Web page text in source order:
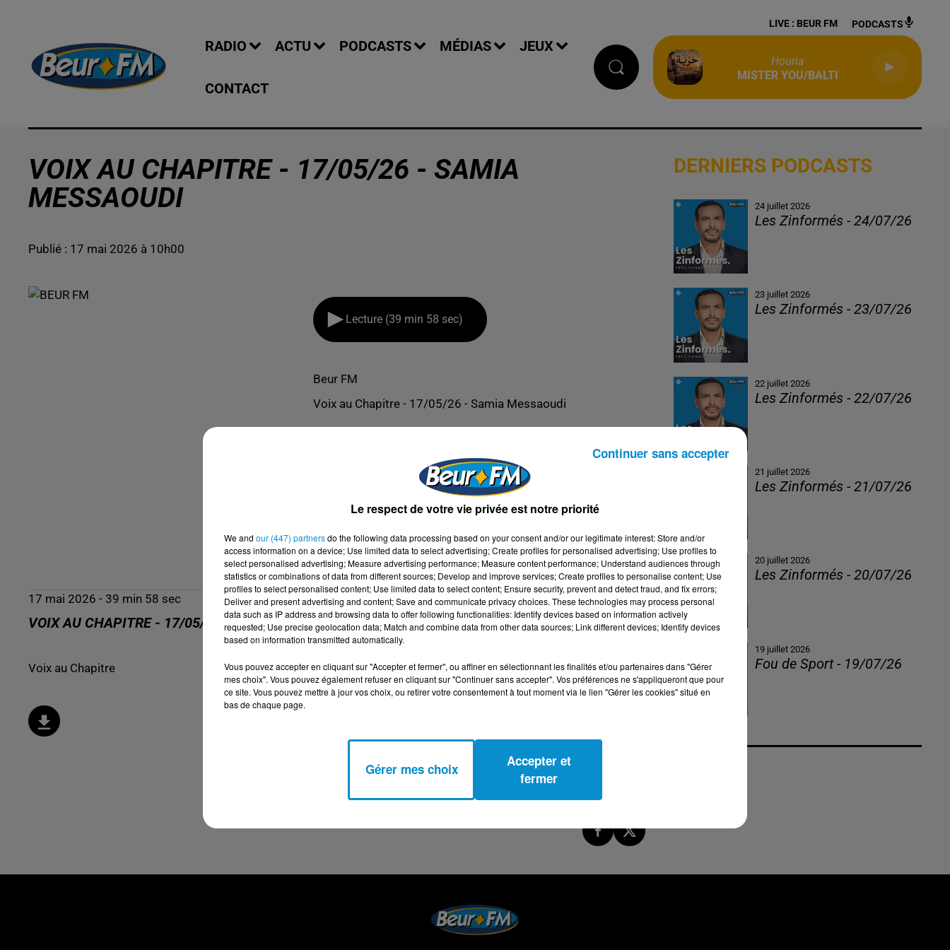
RADIO ACTU PODCASTS MÉDIAS JEUX
CONTACT
LIVE : BEUR FM PODCASTS
Houria
MISTER YOU/BALTI
VOIX AU CHAPITRE - 17/05/26 - SAMIA
MESSAOUDI
Publié : 17 mai 2026 à 10h00
Lecture (39 min 58 sec)
Beur FM
Voix au Chapitre - 17/05/26 - Samia Messaoudi
17 mai 2026 - 39 min 58 sec
VOIX AU CHAPITRE - 17/05/26 - SAMIA MESSAOUDI
Voix au Chapitre
DERNIERS PODCASTS
24 juillet 2026
Les Zinformés - 24/07/26
23 juillet 2026
Les Zinformés - 23/07/26
22 juillet 2026
Les Zinformés - 22/07/26
21 juillet 2026
Les Zinformés - 21/07/26
20 juillet 2026
Les Zinformés - 20/07/26
19 juillet 2026
Fou de Sport - 19/07/26
Le respect de votre vie privée est notre priorité
We and our (447) partnersdo the following data processing based on your consent and/or our legitimate interest: Store and/or
access information on a device; Use limited data to select advertising; Create profiles for personalised advertising; Use profiles to
select personalised advertising; Measure advertising performance; Measure content performance; Understand audiences through
statistics or combinations of data from different sources; Develop and improve services; Create profiles to personalise content; Use
profiles to select personalised content; Use limited data to select content; Ensure security, prevent and detect fraud, and fix errors;
Deliver and present advertising and content; Save and communicate privacy choices. These technologies may process personal
data such as IP address and browsing data to offer following functionalities: Identify devices based on information actively
requested; Use precise geolocation data; Match and combine data from other data sources; Link different devices; Identify devices
based on information transmitted automatically.
Vous pouvez accepter en cliquant sur "Accepter et fermer", ou affiner en sélectionnant les finalités et/ou partenaires dans "Gérer
mes choix". Vous pouvez également refuser en cliquant sur "Continuer sans accepter". Vos préférences ne s'appliqueront que pour
ce site. Vous pouvez mettre à jour vos choix, ou retirer votre consentement à tout moment via le lien "Gérer les cookies" situé en
bas de chaque page.
Gérer mes choix
Accepter et
fermer
Continuer sans accepter